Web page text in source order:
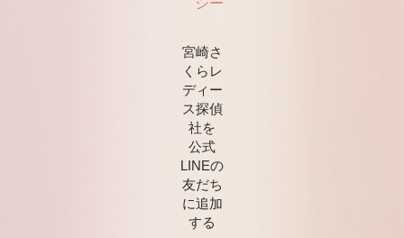
宮崎さ
くらレ
ディー
ス探偵
社を
公式
LINEの
友だち
に追加
する